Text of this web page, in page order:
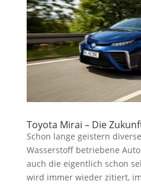
Toyota Mirai – Die
Schon lange geistern
Wasserstoff betriebene
auch die eigentlich schon
wird immer wieder zitiert,